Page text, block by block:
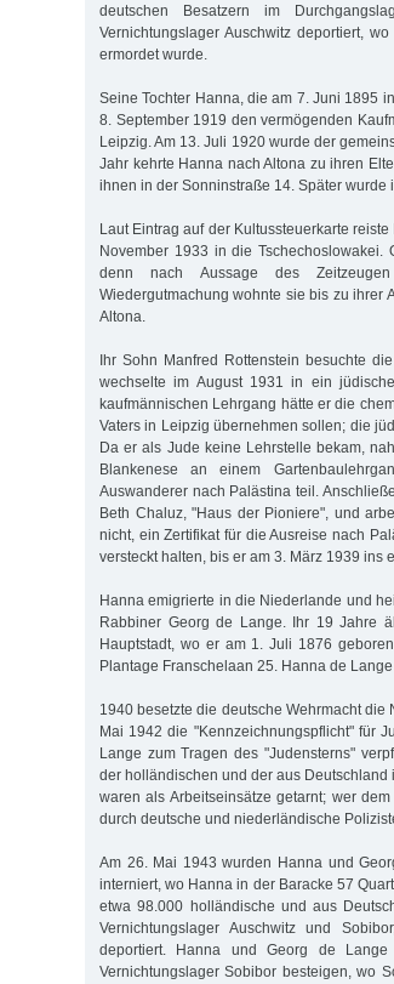
deutschen Besatzern im
Vernichtungslager Auschwitz deportiert,
ermordet wurde.
Seine Tochter Hanna, die am 7. Juni 1895
8. September 1919 den vermögenden
Leipzig. Am 13. Juli 1920 wurde der
Jahr kehrte Hanna nach Altona zu ihren
ihnen in der Sonninstraße 14. Später wurde
Laut Eintrag auf der Kultussteuerkarte
November 1933 in die
denn nach Aussage des
Wiedergutmachung wohnte sie bis zu ihrer
Altona.
Ihr Sohn Manfred Rottenstein besuchte
wechselte im August 1931 in ein
kaufmännischen Lehrgang hätte er die
Vaters in Leipzig übernehmen sollen; die
Da er als Jude keine Lehrstelle bekam,
Blankenese an einem
Auswanderer nach Palästina teil.
Beth Chaluz, "Haus der Pioniere", und
nicht, ein Zertifikat für die Ausreise nach
versteckt halten, bis er am 3. März 1939 ins
Hanna emigrierte in die Niederlande und
Rabbiner Georg de Lange. Ihr 19 Jahre
Hauptstadt, wo er am 1. Juli 1876
Plantage Franschelaan 25. Hanna de
1940 besetzte die deutsche Wehrmacht
Mai 1942 die "Kennzeichnungspflicht" für
Lange zum Tragen des "Judensterns"
der holländischen und der aus
waren als Arbeitseinsätze getarnt; wer
durch deutsche und niederländische
Am 26. Mai 1943 wurden Hanna und
interniert, wo Hanna in der Baracke 57
etwa 98.000 holländische und aus
Vernichtungslager Auschwitz und
deportiert. Hanna und Georg de
Vernichtungslager Sobibor besteigen, wo